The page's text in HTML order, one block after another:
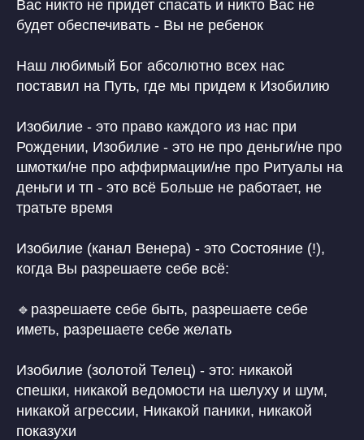
Вас никто не придет спасать и никто Вас не
будет обеспечивать - Вы не ребенок
Наш любимый Бог абсолютно всех нас
поставил на Путь, где мы придем к Изобилию
Изобилие - это право каждого из нас при
Рождении, Изобилие - это не про деньги/не про
шмотки/не про аффирмации/не про Ритуалы на
деньги и тп - это всё Больше не работает, не
тратьте время
Изобилие (канал Венера) - это Состояние (!),
когда Вы разрешаете себе всё:
🔹разрешаете себе быть, разрешаете себе
иметь, разрешаете себе желать
Изобилие (золотой Телец) - это: никакой
спешки, никакой ведомости на шелуху и шум,
никакой агрессии, Никакой паники, никакой
показухи